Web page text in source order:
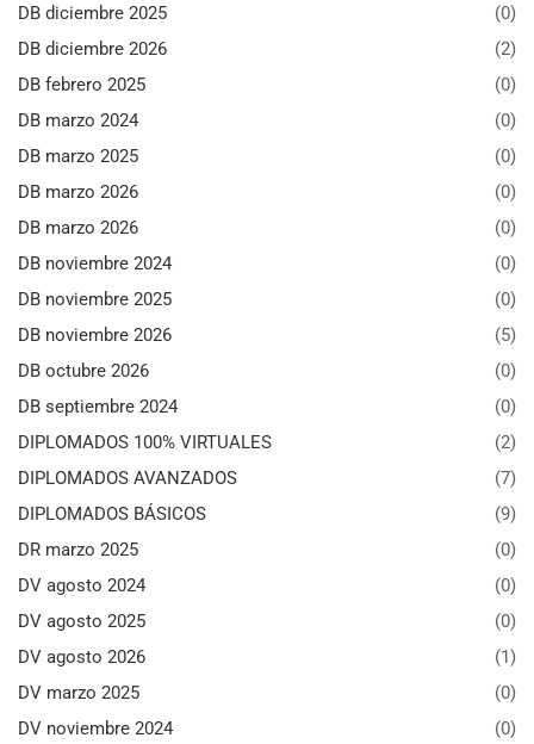
DB diciembre 2025
(0)
DB diciembre 2026
(2)
DB febrero 2025
(0)
DB marzo 2024
(0)
DB marzo 2025
(0)
DB marzo 2026
(0)
DB marzo 2026
(0)
DB noviembre 2024
(0)
DB noviembre 2025
(0)
DB noviembre 2026
(5)
DB octubre 2026
(0)
DB septiembre 2024
(0)
DIPLOMADOS 100% VIRTUALES
(2)
DIPLOMADOS AVANZADOS
(7)
DIPLOMADOS BÁSICOS
(9)
DR marzo 2025
(0)
DV agosto 2024
(0)
DV agosto 2025
(0)
DV agosto 2026
(1)
DV marzo 2025
(0)
DV noviembre 2024
(0)